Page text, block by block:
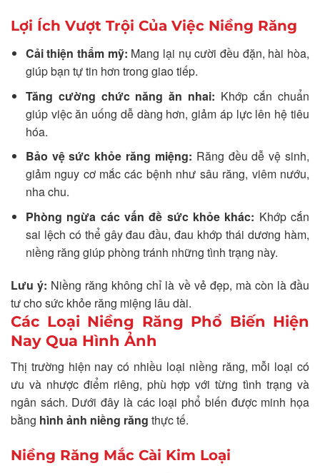
Lợi Ích Vượt Trội Của Việc Niềng Răng
Cải thiện thẩm mỹ: Mang lại nụ cười đều đặn, hài hòa,
giúp bạn tự tin hơn trong giao tiếp.
Tăng cường chức năng ăn nhai: Khớp cắn chuẩn
giúp việc ăn uống dễ dàng hơn, giảm áp lực lên hệ tiêu
hóa.
Bảo vệ sức khỏe răng miệng: Răng đều dễ vệ sinh,
giảm nguy cơ mắc các bệnh như sâu răng, viêm nướu,
nha chu.
Phòng ngừa các vấn đề sức khỏe khác: Khớp cắn
sai lệch có thể gây đau đầu, đau khớp thái dương hàm,
niềng răng giúp phòng tránh những tình trạng này.
Lưu ý: Niềng răng không chỉ là về vẻ đẹp, mà còn là đầu
tư cho sức khỏe răng miệng lâu dài.
Các Loại Niềng Răng Phổ Biến Hiện
Nay Qua Hình Ảnh
Thị trường hiện nay có nhiều loại niềng răng, mỗi loại có
ưu và nhược điểm riêng, phù hợp với từng tình trạng và
ngân sách. Dưới đây là các loại phổ biến được minh họa
bằng hình ảnh niềng răng thực tế.
Niềng Răng Mắc Cài Kim Loại